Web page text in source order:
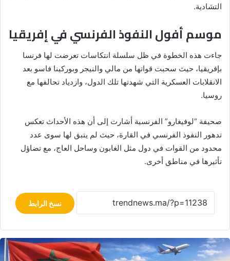
التشادية.
موسم أفول النفوذ الفرنسي في إفريقيا
جاءت هذه الخطوة في ظل سلسلة انتكاسات تعرضت لها فرنسا
بإفريقيا، حيث سحبت قواتها من مالي والنيجر وبوركينا فاسو بعد
الانقلابات العسكرية التي شهدتها تلك الدول، وازدياد تحالفها مع
روسيا.
صحيفة “لوفيغارو” الفرنسية أشارت إلى أن هذه الأحداث تعكس
تدهور النفوذ الفرنسي في القارة، حيث لم يتبق لها سوى عدد
محدود من القوات في دول مثل الغابون وساحل العاج، مع تضاؤل
تأثيرها في مناطق أخرى.
نسخ الرابط